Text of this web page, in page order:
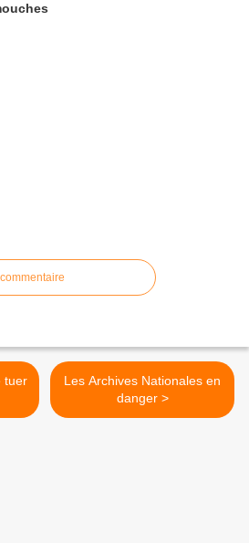
Les Archives Nationales en
danger >